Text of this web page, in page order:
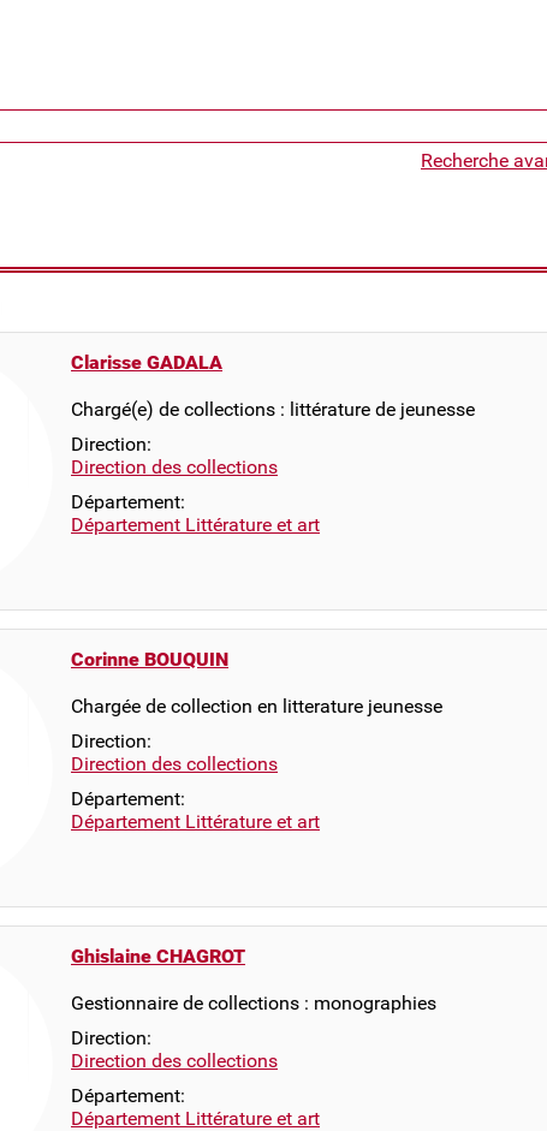
Recherche
Clarisse GADALA
Chargé(e) de collections : littérature de jeunesse
Direction:
Direction des collections
Département:
Département Littérature et art
Corinne BOUQUIN
Chargée de collection en litterature jeunesse
Direction:
Direction des collections
Département:
Département Littérature et art
Ghislaine CHAGROT
Gestionnaire de collections : monographies
Direction:
Direction des collections
Département:
Département Littérature et art